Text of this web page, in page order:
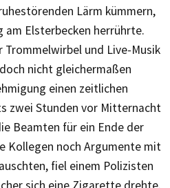
Lärm kümmern,
am Elsterbecken herrührte.
und Live-Musik
nicht gleichermaßen
einen zeitlichen
zwei Stunden vor Mitternacht
Beamten für ein Ende der
Kollegen noch Argumente mit
fiel einem Polizisten